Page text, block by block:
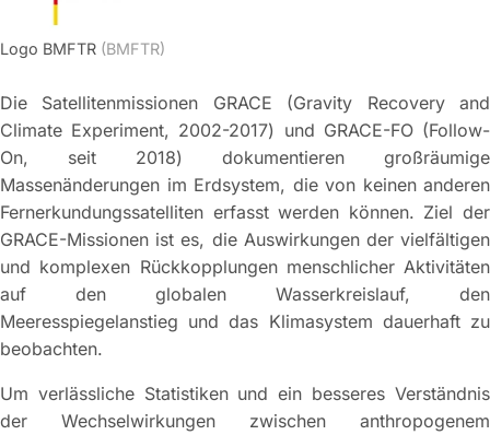
Logo BMFTR (BMFTR)
Die Satellitenmissionen GRACE (Gravity Recovery and
Climate Experiment, 2002-2017) und GRACE-FO (Follow-
On, seit 2018) dokumentieren großräumige
Massenänderungen im Erdsystem, die von keinen anderen
Fernerkundungssatelliten erfasst werden können. Ziel der
GRACE-Missionen ist es, die Auswirkungen der vielfältigen
und komplexen Rückkopplungen menschlicher Aktivitäten
auf den globalen Wasserkreislauf, den
Meeresspiegelanstieg und das Klimasystem dauerhaft zu
beobachten.
Um verlässliche Statistiken und ein besseres Verständnis
der Wechselwirkungen zwischen anthropogenem